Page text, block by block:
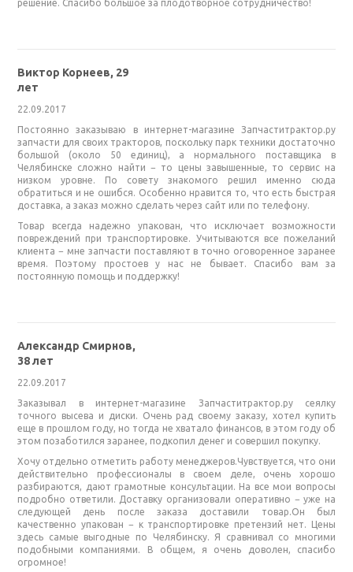
решение. Спасибо большое за плодотворное сотрудничество!
Виктор Корнеев, 29
лет
22.09.2017
Постоянно заказываю в интернет-магазине Запчаститрактор.ру
запчасти для своих тракторов, поскольку парк техники достаточно
большой (около 50 единиц), а нормального поставщика в
Челябинске сложно найти − то цены завышенные, то сервис на
низком уровне. По совету знакомого решил именно сюда
обратиться и не ошибся. Особенно нравится то, что есть быстрая
доставка, а заказ можно сделать через сайт или по телефону.
Товар всегда надежно упакован, что исключает возможности
повреждений при транспортировке. Учитываются все пожеланий
клиента − мне запчасти поставляют в точно оговоренное заранее
время. Поэтому простоев у нас не бывает. Спасибо вам за
постоянную помощь и поддержку!
Александр Смирнов,
38 лет
22.09.2017
Заказывал в интернет-магазине Запчаститрактор.ру сеялку
точного высева и диски. Очень рад своему заказу, хотел купить
еще в прошлом году, но тогда не хватало финансов, в этом году об
этом позаботился заранее, подкопил денег и совершил покупку.
Хочу отдельно отметить работу менеджеров.Чувствуется, что они
действительно профессионалы в своем деле, очень хорошо
разбираются, дают грамотные консультации. На все мои вопросы
подробно ответили. Доставку организовали оперативно − уже на
следующей день после заказа доставили товар.Он был
качественно упакован − к транспортировке претензий нет. Цены
здесь самые выгодные по Челябинску. Я сравнивал со многими
подобными компаниями. В общем, я очень доволен, спасибо
огромное!